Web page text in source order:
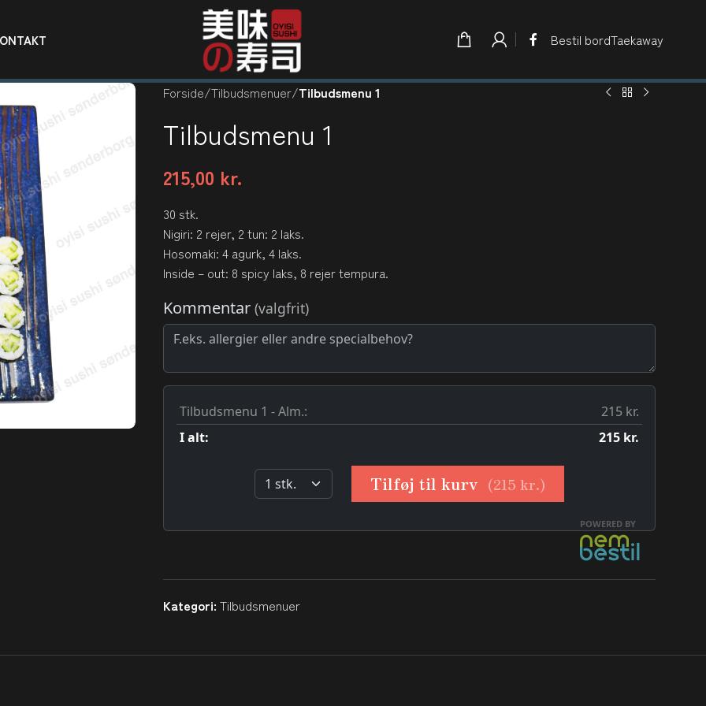
Bestil bordTaekaway
Forside/Tilbudsmenuer/Tilbudsmenu 1
Tilbudsmenu 1
215,00 kr.
30 stk.
Nigiri: 2 rejer, 2 tun: 2 laks.
Hosomaki: 4 agurk, 4 laks.
Inside – out: 8 spicy laks, 8 rejer tempura.
Kategori: Tilbudsmenuer